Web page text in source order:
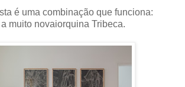
é uma combinação que funciona:
muito novaiorquina Tribeca.